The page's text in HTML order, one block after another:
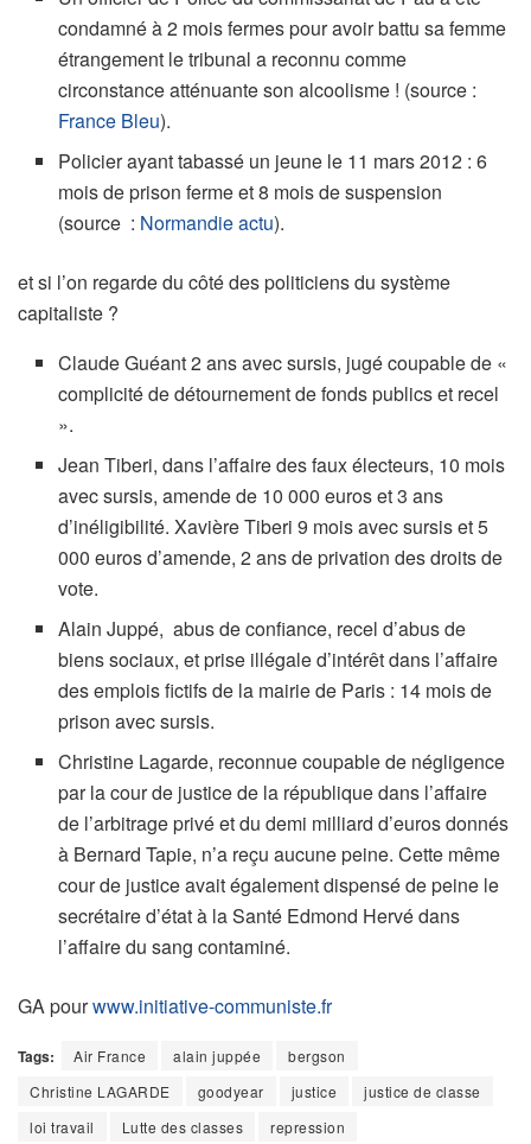
condamné à 2 mois fermes pour avoir battu sa femme
étrangement le tribunal a reconnu comme
circonstance atténuante son alcoolisme ! (source :
France Bleu).
Policier ayant tabassé un jeune le 11 mars 2012 : 6
mois de prison ferme et 8 mois de suspension
(source : Normandie actu).
et si l’on regarde du côté des politiciens du système
capitaliste ?
Claude Guéant 2 ans avec sursis, jugé coupable de «
complicité de détournement de fonds publics et recel
».
Jean Tiberi, dans l’affaire des faux électeurs, 10 mois
avec sursis, amende de 10 000 euros et 3 ans
d’inéligibilité. Xavière Tiberi 9 mois avec sursis et 5
000 euros d’amende, 2 ans de privation des droits de
vote.
Alain Juppé, abus de confiance, recel d’abus de
biens sociaux, et prise illégale d’intérêt dans l’affaire
des emplois fictifs de la mairie de Paris : 14 mois de
prison avec sursis.
Christine Lagarde, reconnue coupable de négligence
par la cour de justice de la république dans l’affaire
de l’arbitrage privé et du demi milliard d’euros donnés
à Bernard Tapie, n’a reçu aucune peine. Cette même
cour de justice avait également dispensé de peine le
secrétaire d’état à la Santé Edmond Hervé dans
l’affaire du sang contaminé.
GA pourwww.initiative-communiste.fr
Tags: Air France alain juppée
bergson
Christine LAGARDE
goodyear justice
justice de classe
loi travail
Lutte des classes
repression